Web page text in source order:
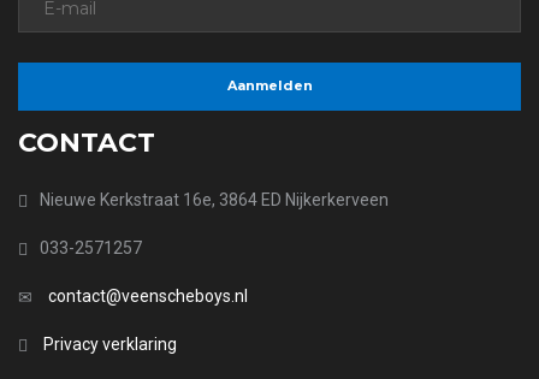
CONTACT
Nieuwe Kerkstraat 16e, 3864 ED Nijkerkerveen
033-2571257
contact@veenscheboys.nl
Privacy verklaring